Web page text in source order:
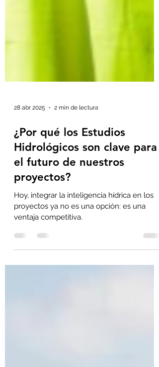
28 abr 2025 2 min de lectura
¿Por qué los Estudios
Hidrológicos son clave para
el futuro de nuestros
proyectos?
Hoy, integrar la inteligencia hídrica en los
proyectos ya no es una opción: es una